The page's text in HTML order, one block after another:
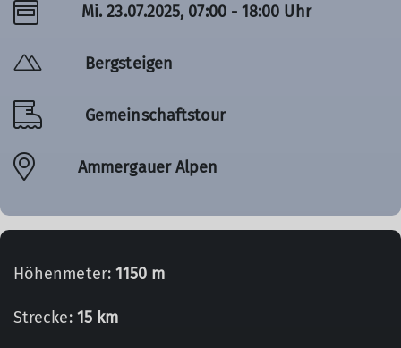
Mi. 23.07.2025, 07:00 - 18:00 Uhr
Bergsteigen
Gemeinschaftstour
Ammergauer Alpen
Höhenmeter: 1150 m
Strecke: 15 km